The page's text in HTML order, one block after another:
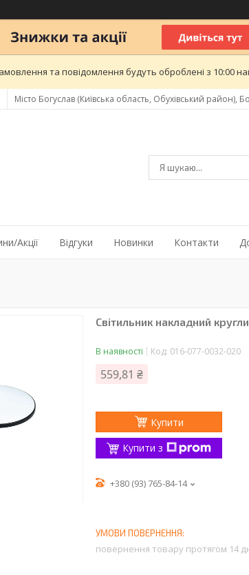
та повідомлення будуть оброблені з 10:00
Місто Богуслав (Київська область, Обухівський район),
Акції Відгуки Новинки Контакти
Світильник накладний
В наявності Код: 016-077-0032-020
559,81 ₴
Купити
Купити з
+380 (93) 765-84-14
повернення товару протягом 14